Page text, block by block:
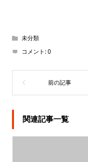
未分類
コメント:0
関連記事一覧